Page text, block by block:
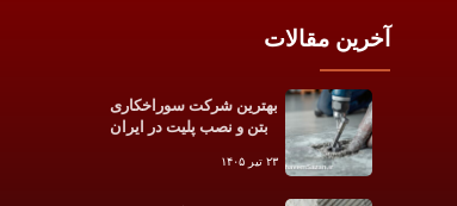
آخرین مقالات
بهترین شرکت سوراخکاری
بتن و نصب پلیت در ایران
۲۳ تیر ۱۴۰۵